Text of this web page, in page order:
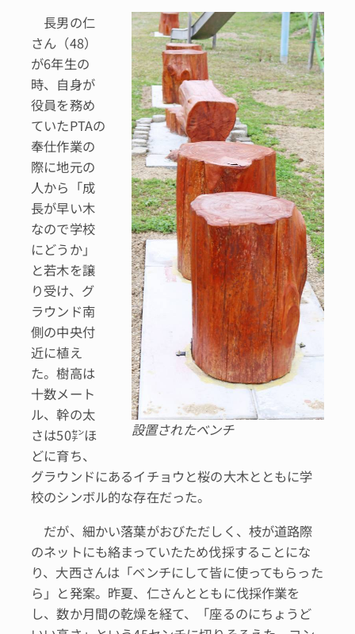
設置されたベンチ
長男の仁
さん（48）
が6年生の
時、自身が
役員を務め
ていたPTAの
奉仕作業の
際に地元の
人から「成
長が早い木
なので学校
にどうか」
と若木を譲
り受け、グ
ラウンド南
側の中央付
近に植え
た。樹高は
十数メート
ル、幹の太
さは50㌢ほ
どに育ち、
グラウンドにあるイチョウと桜の大木とともに学
校のシンボル的な存在だった。
だが、細かい落葉がおびただしく、枝が道路際
のネットにも絡まっていたため伐採することにな
り、大西さんは「ベンチにして皆に使ってもらった
ら」と発案。昨夏、仁さんとともに伐採作業を
し、数か月間の乾燥を経て、「座るのにちょうど